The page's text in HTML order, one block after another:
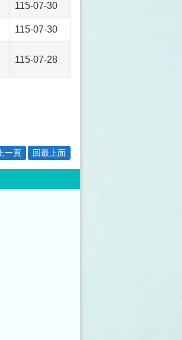
115-07-30
115-07-30
115-07-28
一頁 回最上面